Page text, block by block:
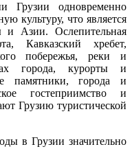
Грузии одновременно
культуру, что является
и Азии. Ослепительная
Кавказский хребет,
побережья, реки и
города, курорты и
памятники, города и
гостеприимство и
Грузию туристической
в Грузии значительно